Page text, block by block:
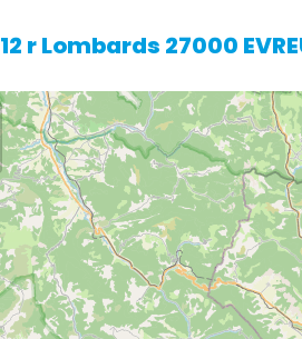
12 r Lombards 27000